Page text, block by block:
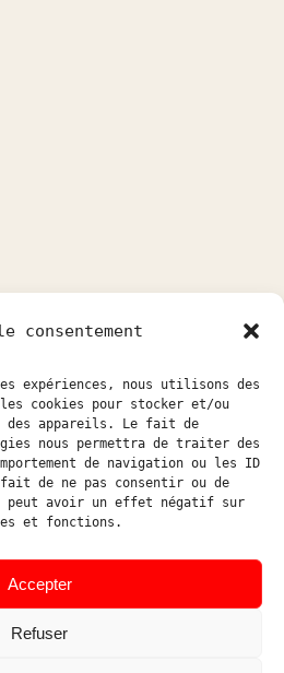
consentement
expériences, nous utilisons des
cookies pour stocker et/ou
des appareils. Le fait de
nous permettra de traiter des
de navigation ou les ID
de ne pas consentir ou de
peut avoir un effet négatif sur
et fonctions.
Accepter
Refuser
entre Marseille et Aix-en-
devis sous 48h ouvrées.